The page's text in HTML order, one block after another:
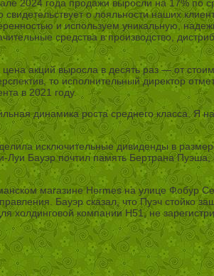
2024 года продажи выросли на 17% по
о лояльности наших
и используем уникальную,
средства в производство,
акций выросла в десять раз — от
то исполнительный директор
в 2021 году.
динамика роста среднего класса. Я
исключительные дивиденды в
Бауэр почтил память Бертрана Пуэша,
магазине Hermes на улице Фобур
Бауэр сказал, что Пуэч стойко
компании H51, не